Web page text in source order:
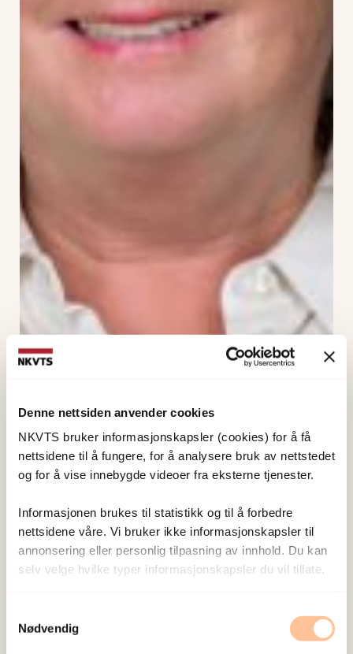
Denne nettsiden anvender cookies
NKVTS bruker informasjonskapsler (cookies) for å få
nettsidene til å fungere, for å analysere bruk av nettstedet
og for å vise innebygde videoer fra eksterne tjenester.
Informasjonen brukes til statistikk og til å forbedre
nettsidene våre. Vi bruker ikke informasjonskapsler til
annonsering eller personlig tilpasning av innhold. Du kan
selv velge hvilke typer informasjonskapsler du vil tillate.
Nødvendig